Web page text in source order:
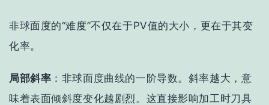
非球面度的“难度”不仅在于PV值的大小，更在于其变
化率。
局部斜率 ：非球面度曲线的一阶导数。斜率越大，意
味着表面倾斜度变化越剧烈。这直接影响加工时刀具